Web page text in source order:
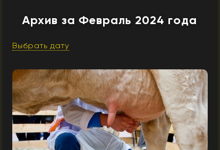
Архив за Февраль 2024 года
Выбрать дату